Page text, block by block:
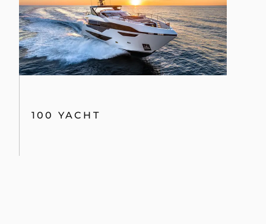
100 YACHT